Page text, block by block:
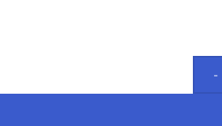
-